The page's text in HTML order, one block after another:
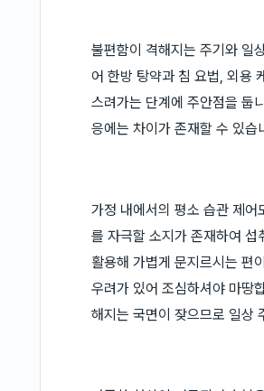
불편함이 격해지는 주기와 일
어 한방 탕약과 침 요법, 외용
스려가는 단계에 주안점을 둡
응에는 차이가 존재할 수 있습
가정 내에서의 평소 습관 제어
를 자극할 소지가 존재하여
활용해 가볍게 문지르시는 편
우려가 있어 조심하셔야 마땅
해지는 국면이 잦으므로 일상